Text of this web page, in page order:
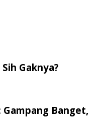
Gaknya?
Banget,